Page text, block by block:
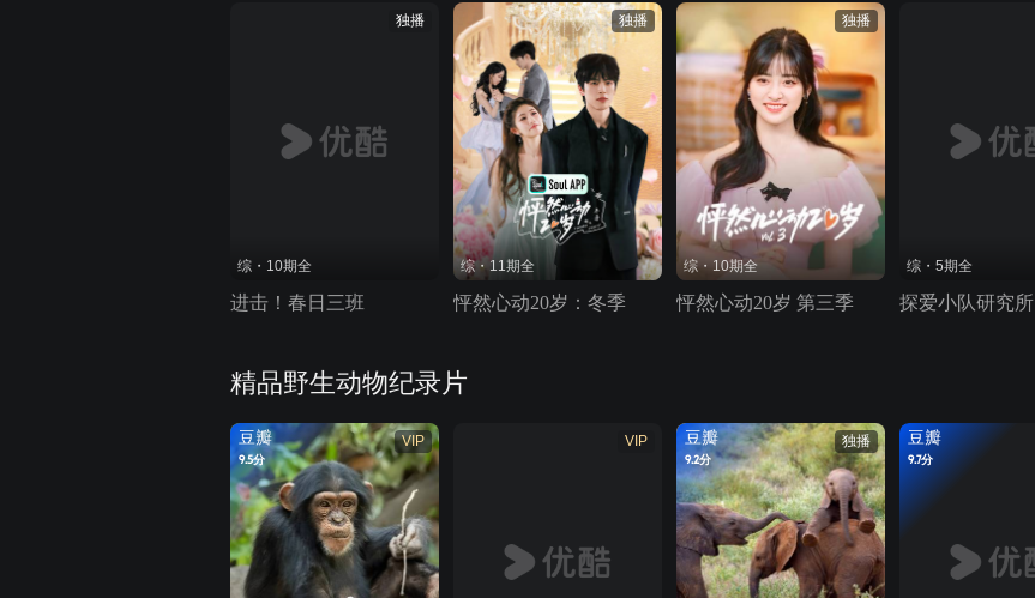
独播
综・10期全
进击！春日三班
独播
综・11期全
怦然心动20岁：冬季
独播
综・10期全
怦然心动20岁 第三季
综・5期全
探爱小队研究所
精品野生动物纪录片
VIP
豆瓣
9.5分
VIP 独播
豆瓣
9.2分
豆瓣
9.7分